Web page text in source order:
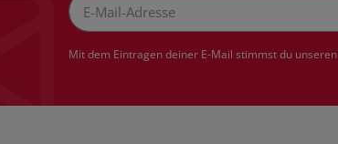
Mit dem Eintragen deiner E-Mail stimmst du unseren